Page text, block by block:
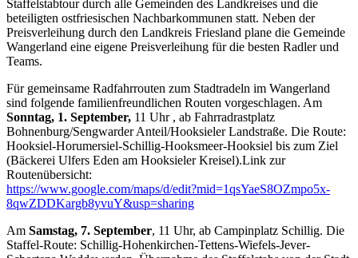
Staffelstabtour durch alle Gemeinden des Landkreises und die
beteiligten ostfriesischen Nachbarkommunen statt. Neben der
Preisverleihung durch den Landkreis Friesland plane die Gemeinde
Wangerland eine eigene Preisverleihung für die besten Radler und
Teams.
Für gemeinsame Radfahrrouten zum Stadtradeln im Wangerland
sind folgende familienfreundlichen Routen vorgeschlagen. Am
Sonntag, 1. September, 11 Uhr , ab Fahrradrastplatz
Bohnenburg/Sengwarder Anteil/Hooksieler Landstraße. Die Route:
Hooksiel-Horumersiel-Schillig-Hooksmeer-Hooksiel bis zum Ziel
(Bäckerei Ulfers Eden am Hooksieler Kreisel).Link zur
Routenübersicht:
https://www.google.com/maps/d/edit?mid=1qsYaeS8OZmpo5x-
8qwZDDKargb8yvuY&usp=sharing
Am Samstag, 7. September, 11 Uhr, ab Campinplatz Schillig. Die
Staffel-Route: Schillig-Hohenkirchen-Tettens-Wiefels-Jever-